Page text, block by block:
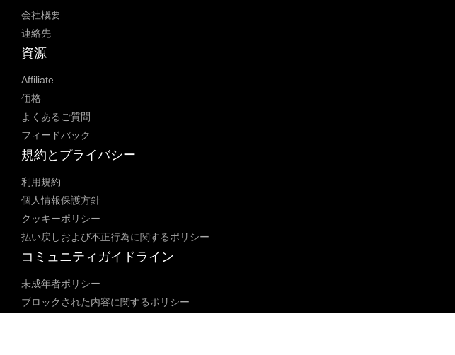
会社概要
連絡先
資源
Affiliate
価格
よくあるご質問
フィードバック
規約とプライバシー
利用規約
個人情報保護方針
クッキーポリシー
払い戻しおよび不正行為に関するポリシー
コミュニティガイドライン
未成年者ポリシー
ブロックされた内容に関するポリシー